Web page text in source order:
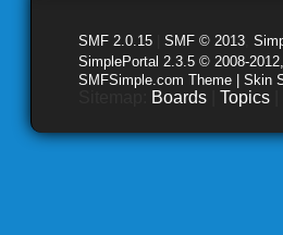
SMF 2.0.15 SMF © 2013
SimplePortal 2.3.5 © 2008-
SMFSimple.com Theme | Skin
Boards Topics